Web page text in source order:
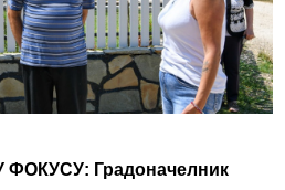
Градоначелник